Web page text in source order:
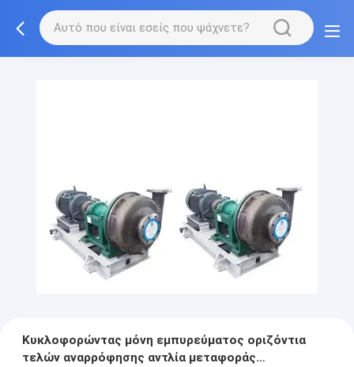
Κυκλοφορώντας μόνη εμπυρεύματος οριζόντια
τελών αναρρόφησης αντλία μεταφοράς